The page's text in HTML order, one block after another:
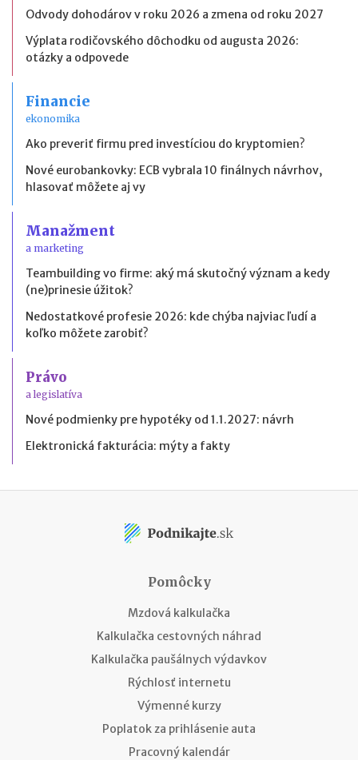
Odvody dohodárov v roku 2026 a zmena od roku 2027
Výplata rodičovského dôchodku od augusta 2026:
otázky a odpovede
Financie
ekonomika
Ako preveriť firmu pred investíciou do kryptomien?
Nové eurobankovky: ECB vybrala 10 finálnych návrhov,
hlasovať môžete aj vy
Manažment
a marketing
Teambuilding vo firme: aký má skutočný význam a kedy
(ne)prinesie úžitok?
Nedostatkové profesie 2026: kde chýba najviac ľudí a
koľko môžete zarobiť?
Právo
a legislatíva
Nové podmienky pre hypotéky od 1.1.2027: návrh
Elektronická fakturácia: mýty a fakty
Pomôcky
Mzdová kalkulačka
Kalkulačka cestovných náhrad
Kalkulačka paušálnych výdavkov
Rýchlosť internetu
Výmenné kurzy
Poplatok za prihlásenie auta
Pracovný kalendár